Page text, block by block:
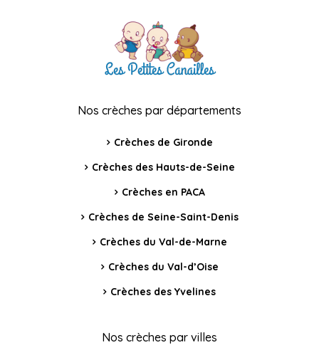
Nos crèches par départements
Crèches de Gironde
Crèches des Hauts-de-Seine
Crèches en PACA
Crèches de Seine-Saint-Denis
Crèches du Val-de-Marne
Crèches du Val-d’Oise
Crèches des Yvelines
Nos crèches par villes